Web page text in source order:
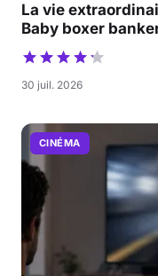
La vie
Baby boxer
30 juil. 2026
CINÉMA